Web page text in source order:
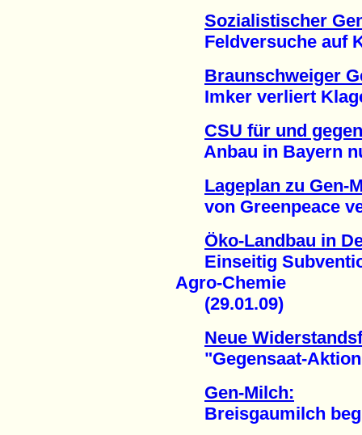
Sozialistischer
Feldversuche auf
Braunschweiger
Imker verliert Klage
CSU für und
Anbau in Bayern
Lageplan zu Gen-
von Greenpeace
Öko-Landbau in
Einseitig
Agro-Chemie
(29.01.09)
Neue
"Gegensaat-
Gen-Milch:
Breisgaumilch